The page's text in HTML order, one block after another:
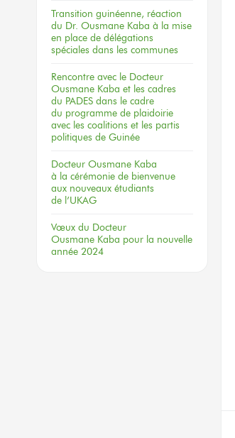
Transition guinéenne, réaction
du Dr. Ousmane Kaba à la mise
en place de délégations
spéciales dans les communes
Rencontre avec le Docteur
Ousmane Kaba et les cadres
du PADES dans le cadre
du programme de plaidoirie
avec les coalitions et les partis
politiques de Guinée
Docteur Ousmane Kaba
à la cérémonie de bienvenue
aux nouveaux étudiants
de l’UKAG
Vœux du Docteur
Ousmane Kaba pour la nouvelle
année 2024